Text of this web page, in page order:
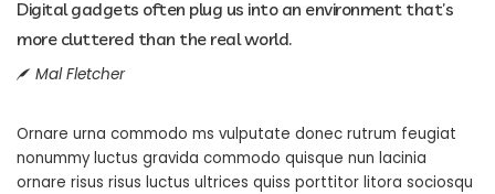
Digital gadgets often plug us into an environment that’s
more cluttered than the real world.
Mal Fletcher
Ornare urna commodo ms vulputate donec rutrum feugiat
nonummy luctus gravida commodo quisque nun lacinia
ornare risus risus luctus ultrices quiss porttitor litora sociosqu